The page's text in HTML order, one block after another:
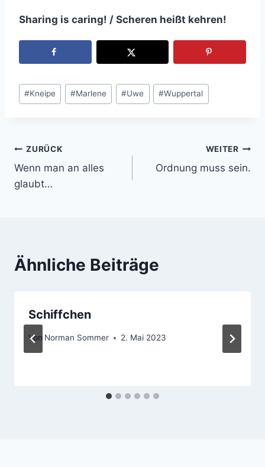
Sharing is caring! / Scheren heißt kehren!
Schlagworte:
#Kneipe #Marlene #Uwe #Wuppertal
Beitragsnavigation
ZURÜCK
Wenn man an alles
glaubt…
WEITER
Ordnung muss sein.
Ähnliche Beiträge
Schiffchen
Von Norman Sommer 2. Mai 2023